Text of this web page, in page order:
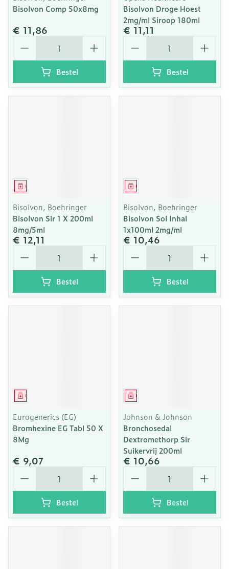
Bisolvon Comp 50x8mg
€ 11,86
Aantal
Bestel
Bisolvon Droge Hoest
2mg/ml Siroop 180ml
€ 11,11
Aantal
Bestel
Geneesmiddel
Bisolvon, Boehringer
Bisolvon Sir 1 X 200ml
8mg/5ml
€ 12,11
Aantal
Bestel
Geneesmiddel
Bisolvon, Boehringer
Bisolvon Sol Inhal
1x100ml 2mg/ml
€ 10,46
Aantal
Bestel
Geneesmiddel
Eurogenerics (EG)
Bromhexine EG Tabl 50 X
8Mg
€ 9,07
Aantal
Bestel
Geneesmiddel
Johnson & Johnson
Bronchosedal
Dextromethorp Sir
Suikervrij 200ml
€ 10,66
Aantal
Bestel